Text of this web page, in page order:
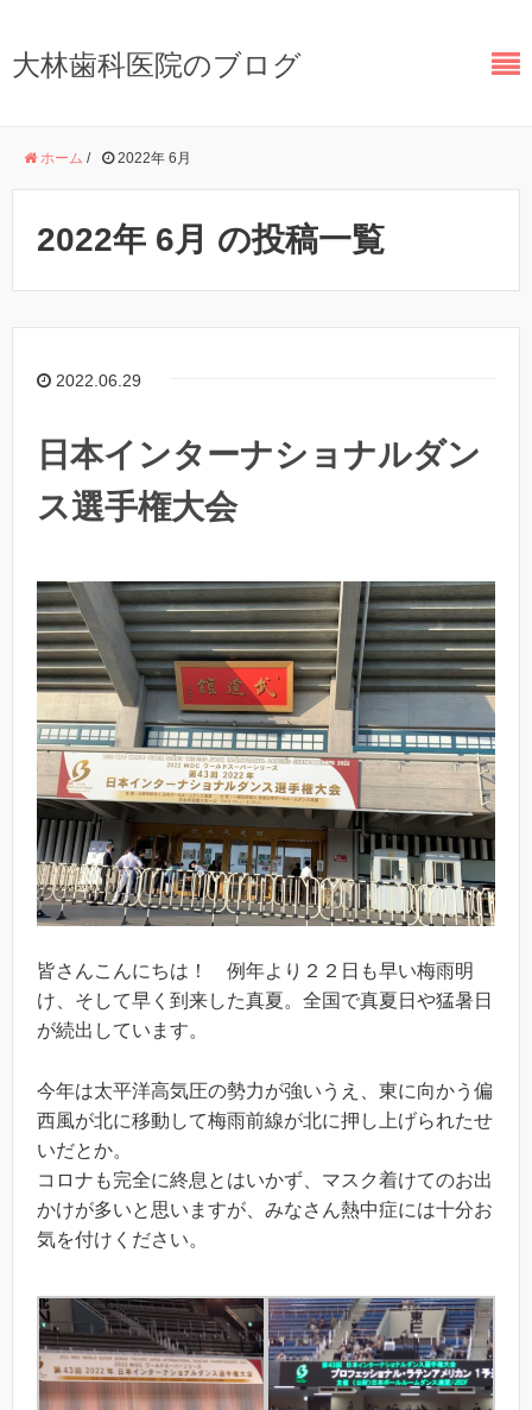
大林歯科医院のブログ
ホーム / 2022年 6月
2022年 6月 の投稿一覧
2022.06.29
日本インターナショナルダン
ス選手権大会
皆さんこんにちは！ 例年より２２日も早い梅雨明
け、そして早く到来した真夏。全国で真夏日や猛暑日
が続出しています。
今年は太平洋高気圧の勢力が強いうえ、東に向かう偏
西風が北に移動して梅雨前線が北に押し上げられたせ
いだとか。
コロナも完全に終息とはいかず、マスク着けてのお出
かけが多いと思いますが、みなさん熱中症には十分お
気を付けください。